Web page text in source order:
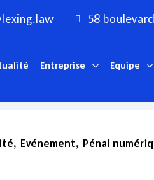
58
Entreprise Equipe
de
, Evénement, Pénal